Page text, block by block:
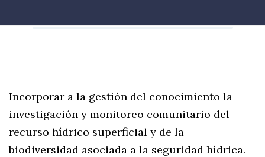
Incorporar a la gestión del conocimiento la
investigación y monitoreo comunitario del
recurso hídrico superficial y de la
biodiversidad asociada a la seguridad hídrica.